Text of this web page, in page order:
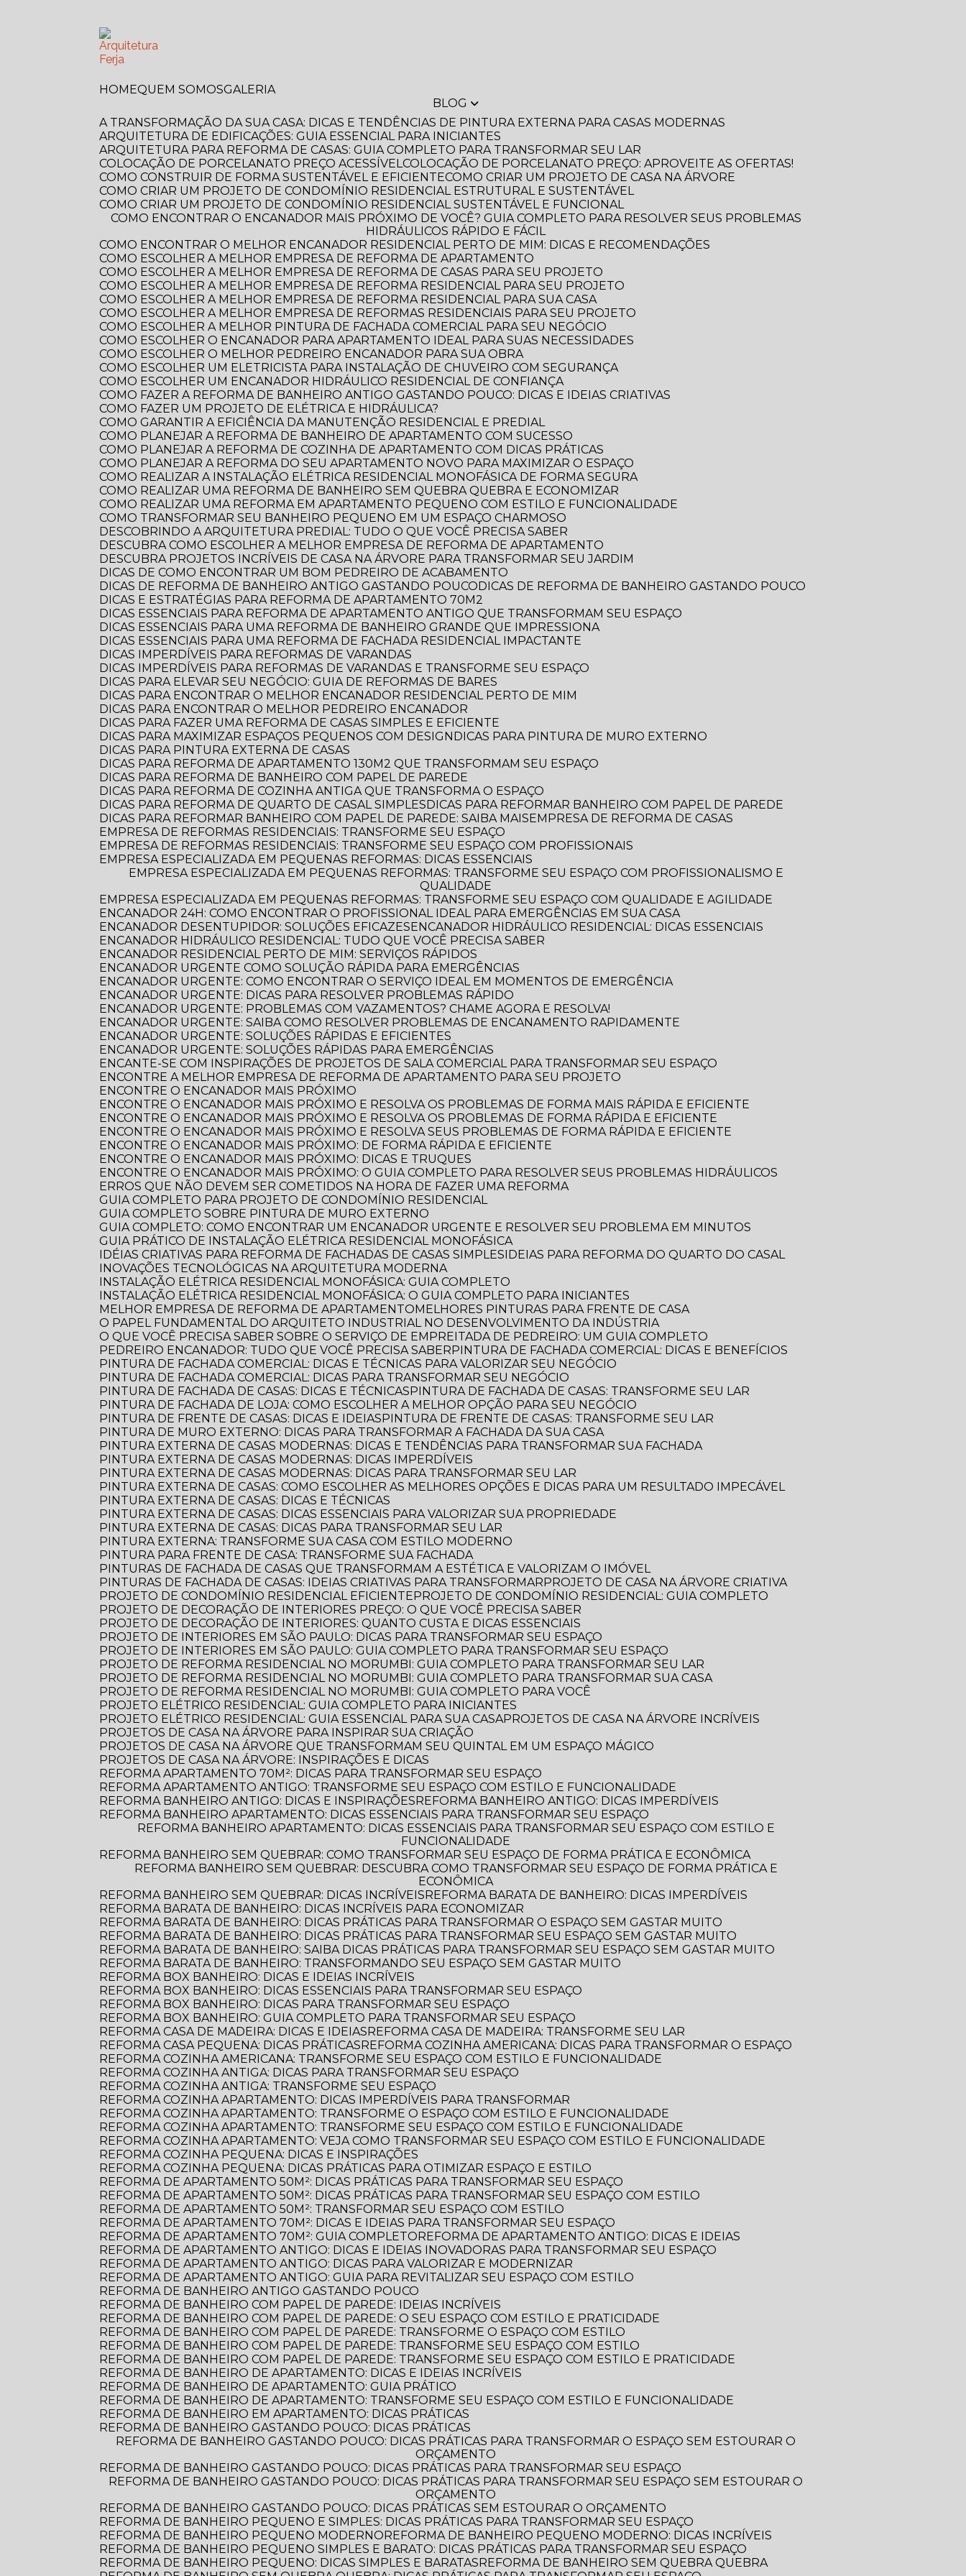
HOME QUEM SOMOS
GALERIA
BLOG
A TRANSFORMAÇÃO DA SUA CASA: DICAS E TENDÊNCIAS DE PINTURA EXTERNA PARA CASAS MODERNAS
ARQUITETURA DE EDIFICAÇÕES: GUIA ESSENCIAL PARA INICIANTES
ARQUITETURA PARA REFORMA DE CASAS: GUIA COMPLETO PARA TRANSFORMAR SEU LAR
COLOCAÇÃO DE PORCELANATO PREÇO ACESSÍVEL COLOCAÇÃO DE PORCELANATO PREÇO: APROVEITE AS OFERTAS!
COMO CONSTRUIR DE FORMA SUSTENTÁVEL E EFICIENTE COMO CRIAR UM PROJETO DE CASA NA ÁRVORE
COMO CRIAR UM PROJETO DE CONDOMÍNIO RESIDENCIAL ESTRUTURAL E SUSTENTÁVEL
COMO CRIAR UM PROJETO DE CONDOMÍNIO RESIDENCIAL SUSTENTÁVEL E FUNCIONAL
COMO ENCONTRAR O ENCANADOR MAIS PRÓXIMO DE VOCÊ? GUIA COMPLETO PARA RESOLVER SEUS PROBLEMAS
HIDRÁULICOS RÁPIDO E FÁCIL
COMO ENCONTRAR O MELHOR ENCANADOR RESIDENCIAL PERTO DE MIM: DICAS E RECOMENDAÇÕES
COMO ESCOLHER A MELHOR EMPRESA DE REFORMA DE APARTAMENTO
COMO ESCOLHER A MELHOR EMPRESA DE REFORMA DE CASAS PARA SEU PROJETO
COMO ESCOLHER A MELHOR EMPRESA DE REFORMA RESIDENCIAL PARA SEU PROJETO
COMO ESCOLHER A MELHOR EMPRESA DE REFORMA RESIDENCIAL PARA SUA CASA
COMO ESCOLHER A MELHOR EMPRESA DE REFORMAS RESIDENCIAIS PARA SEU PROJETO
COMO ESCOLHER A MELHOR PINTURA DE FACHADA COMERCIAL PARA SEU NEGÓCIO
COMO ESCOLHER O ENCANADOR PARA APARTAMENTO IDEAL PARA SUAS NECESSIDADES
COMO ESCOLHER O MELHOR PEDREIRO ENCANADOR PARA SUA OBRA
COMO ESCOLHER UM ELETRICISTA PARA INSTALAÇÃO DE CHUVEIRO COM SEGURANÇA
COMO ESCOLHER UM ENCANADOR HIDRÁULICO RESIDENCIAL DE CONFIANÇA
COMO FAZER A REFORMA DE BANHEIRO ANTIGO GASTANDO POUCO: DICAS E IDEIAS CRIATIVAS
COMO FAZER UM PROJETO DE ELÉTRICA E HIDRÁULICA?
COMO GARANTIR A EFICIÊNCIA DA MANUTENÇÃO RESIDENCIAL E PREDIAL
COMO PLANEJAR A REFORMA DE BANHEIRO DE APARTAMENTO COM SUCESSO
COMO PLANEJAR A REFORMA DE COZINHA DE APARTAMENTO COM DICAS PRÁTICAS
COMO PLANEJAR A REFORMA DO SEU APARTAMENTO NOVO PARA MAXIMIZAR O ESPAÇO
COMO REALIZAR A INSTALAÇÃO ELÉTRICA RESIDENCIAL MONOFÁSICA DE FORMA SEGURA
COMO REALIZAR UMA REFORMA DE BANHEIRO SEM QUEBRA QUEBRA E ECONOMIZAR
COMO REALIZAR UMA REFORMA EM APARTAMENTO PEQUENO COM ESTILO E FUNCIONALIDADE
COMO TRANSFORMAR SEU BANHEIRO PEQUENO EM UM ESPAÇO CHARMOSO
DESCOBRINDO A ARQUITETURA PREDIAL: TUDO O QUE VOCÊ PRECISA SABER
DESCUBRA COMO ESCOLHER A MELHOR EMPRESA DE REFORMA DE APARTAMENTO
DESCUBRA PROJETOS INCRÍVEIS DE CASA NA ÁRVORE PARA TRANSFORMAR SEU JARDIM
DICAS DE COMO ENCONTRAR UM BOM PEDREIRO DE ACABAMENTO
DICAS DE REFORMA DE BANHEIRO ANTIGO GASTANDO POUCO
DICAS DE REFORMA DE BANHEIRO GASTANDO POUCO
DICAS E ESTRATÉGIAS PARA REFORMA DE APARTAMENTO 70M2
DICAS ESSENCIAIS PARA REFORMA DE APARTAMENTO ANTIGO QUE TRANSFORMAM SEU ESPAÇO
DICAS ESSENCIAIS PARA UMA REFORMA DE BANHEIRO GRANDE QUE IMPRESSIONA
DICAS ESSENCIAIS PARA UMA REFORMA DE FACHADA RESIDENCIAL IMPACTANTE
DICAS IMPERDÍVEIS PARA REFORMAS DE VARANDAS
DICAS IMPERDÍVEIS PARA REFORMAS DE VARANDAS E TRANSFORME SEU ESPAÇO
DICAS PARA ELEVAR SEU NEGÓCIO: GUIA DE REFORMAS DE BARES
DICAS PARA ENCONTRAR O MELHOR ENCANADOR RESIDENCIAL PERTO DE MIM
DICAS PARA ENCONTRAR O MELHOR PEDREIRO ENCANADOR
DICAS PARA FAZER UMA REFORMA DE CASAS SIMPLES E EFICIENTE
DICAS PARA MAXIMIZAR ESPAÇOS PEQUENOS COM DESIGN
DICAS PARA PINTURA DE MURO EXTERNO
DICAS PARA PINTURA EXTERNA DE CASAS
DICAS PARA REFORMA DE APARTAMENTO 130M2 QUE TRANSFORMAM SEU ESPAÇO
DICAS PARA REFORMA DE BANHEIRO COM PAPEL DE PAREDE
DICAS PARA REFORMA DE COZINHA ANTIGA QUE TRANSFORMA O ESPAÇO
DICAS PARA REFORMA DE QUARTO DE CASAL SIMPLES
DICAS PARA REFORMAR BANHEIRO COM PAPEL DE PAREDE
DICAS PARA REFORMAR BANHEIRO COM PAPEL DE PAREDE: SAIBA MAIS
EMPRESA DE REFORMA DE CASAS
EMPRESA DE REFORMAS RESIDENCIAIS: TRANSFORME SEU ESPAÇO
EMPRESA DE REFORMAS RESIDENCIAIS: TRANSFORME SEU ESPAÇO COM PROFISSIONAIS
EMPRESA ESPECIALIZADA EM PEQUENAS REFORMAS: DICAS ESSENCIAIS
EMPRESA ESPECIALIZADA EM PEQUENAS REFORMAS: TRANSFORME SEU ESPAÇO COM PROFISSIONALISMO E
QUALIDADE
EMPRESA ESPECIALIZADA EM PEQUENAS REFORMAS: TRANSFORME SEU ESPAÇO COM QUALIDADE E AGILIDADE
ENCANADOR 24H: COMO ENCONTRAR O PROFISSIONAL IDEAL PARA EMERGÊNCIAS EM SUA CASA
ENCANADOR DESENTUPIDOR: SOLUÇÕES EFICAZES
ENCANADOR HIDRÁULICO RESIDENCIAL: DICAS ESSENCIAIS
ENCANADOR HIDRÁULICO RESIDENCIAL: TUDO QUE VOCÊ PRECISA SABER
ENCANADOR RESIDENCIAL PERTO DE MIM: SERVIÇOS RÁPIDOS
ENCANADOR URGENTE COMO SOLUÇÃO RÁPIDA PARA EMERGÊNCIAS
ENCANADOR URGENTE: COMO ENCONTRAR O SERVIÇO IDEAL EM MOMENTOS DE EMERGÊNCIA
ENCANADOR URGENTE: DICAS PARA RESOLVER PROBLEMAS RÁPIDO
ENCANADOR URGENTE: PROBLEMAS COM VAZAMENTOS? CHAME AGORA E RESOLVA!
ENCANADOR URGENTE: SAIBA COMO RESOLVER PROBLEMAS DE ENCANAMENTO RAPIDAMENTE
ENCANADOR URGENTE: SOLUÇÕES RÁPIDAS E EFICIENTES
ENCANADOR URGENTE: SOLUÇÕES RÁPIDAS PARA EMERGÊNCIAS
ENCANTE-SE COM INSPIRAÇÕES DE PROJETOS DE SALA COMERCIAL PARA TRANSFORMAR SEU ESPAÇO
ENCONTRE A MELHOR EMPRESA DE REFORMA DE APARTAMENTO PARA SEU PROJETO
ENCONTRE O ENCANADOR MAIS PRÓXIMO
ENCONTRE O ENCANADOR MAIS PRÓXIMO E RESOLVA OS PROBLEMAS DE FORMA MAIS RÁPIDA E EFICIENTE
ENCONTRE O ENCANADOR MAIS PRÓXIMO E RESOLVA OS PROBLEMAS DE FORMA RÁPIDA E EFICIENTE
ENCONTRE O ENCANADOR MAIS PRÓXIMO E RESOLVA SEUS PROBLEMAS DE FORMA RÁPIDA E EFICIENTE
ENCONTRE O ENCANADOR MAIS PRÓXIMO: DE FORMA RÁPIDA E EFICIENTE
ENCONTRE O ENCANADOR MAIS PRÓXIMO: DICAS E TRUQUES
ENCONTRE O ENCANADOR MAIS PRÓXIMO: O GUIA COMPLETO PARA RESOLVER SEUS PROBLEMAS HIDRÁULICOS
ERROS QUE NÃO DEVEM SER COMETIDOS NA HORA DE FAZER UMA REFORMA
GUIA COMPLETO PARA PROJETO DE CONDOMÍNIO RESIDENCIAL
GUIA COMPLETO SOBRE PINTURA DE MURO EXTERNO
GUIA COMPLETO: COMO ENCONTRAR UM ENCANADOR URGENTE E RESOLVER SEU PROBLEMA EM MINUTOS
GUIA PRÁTICO DE INSTALAÇÃO ELÉTRICA RESIDENCIAL MONOFÁSICA
IDÉIAS CRIATIVAS PARA REFORMA DE FACHADAS DE CASAS SIMPLES IDEIAS PARA REFORMA DO QUARTO DO CASAL
INOVAÇÕES TECNOLÓGICAS NA ARQUITETURA MODERNA
INSTALAÇÃO ELÉTRICA RESIDENCIAL MONOFÁSICA: GUIA COMPLETO
INSTALAÇÃO ELÉTRICA RESIDENCIAL MONOFÁSICA: O GUIA COMPLETO PARA INICIANTES
MELHOR EMPRESA DE REFORMA DE APARTAMENTO
MELHORES PINTURAS PARA FRENTE DE CASA
O PAPEL FUNDAMENTAL DO ARQUITETO INDUSTRIAL NO DESENVOLVIMENTO DA INDÚSTRIA
O QUE VOCÊ PRECISA SABER SOBRE O SERVIÇO DE EMPREITADA DE PEDREIRO: UM GUIA COMPLETO
PEDREIRO ENCANADOR: TUDO QUE VOCÊ PRECISA SABER
PINTURA DE FACHADA COMERCIAL: DICAS E BENEFÍCIOS
PINTURA DE FACHADA COMERCIAL: DICAS E TÉCNICAS PARA VALORIZAR SEU NEGÓCIO
PINTURA DE FACHADA COMERCIAL: DICAS PARA TRANSFORMAR SEU NEGÓCIO
PINTURA DE FACHADA DE CASAS: DICAS E TÉCNICAS
PINTURA DE FACHADA DE CASAS: TRANSFORME SEU LAR
PINTURA DE FACHADA DE LOJA: COMO ESCOLHER A MELHOR OPÇÃO PARA SEU NEGÓCIO
PINTURA DE FRENTE DE CASAS: DICAS E IDEIAS
PINTURA DE FRENTE DE CASAS: TRANSFORME SEU LAR
PINTURA DE MURO EXTERNO: DICAS PARA TRANSFORMAR A FACHADA DA SUA CASA
PINTURA EXTERNA DE CASAS MODERNAS: DICAS E TENDÊNCIAS PARA TRANSFORMAR SUA FACHADA
PINTURA EXTERNA DE CASAS MODERNAS: DICAS IMPERDÍVEIS
PINTURA EXTERNA DE CASAS MODERNAS: DICAS PARA TRANSFORMAR SEU LAR
PINTURA EXTERNA DE CASAS: COMO ESCOLHER AS MELHORES OPÇÕES E DICAS PARA UM RESULTADO IMPECÁVEL
PINTURA EXTERNA DE CASAS: DICAS E TÉCNICAS
PINTURA EXTERNA DE CASAS: DICAS ESSENCIAIS PARA VALORIZAR SUA PROPRIEDADE
PINTURA EXTERNA DE CASAS: DICAS PARA TRANSFORMAR SEU LAR
PINTURA EXTERNA: TRANSFORME SUA CASA COM ESTILO MODERNO
PINTURA PARA FRENTE DE CASA: TRANSFORME SUA FACHADA
PINTURAS DE FACHADA DE CASAS QUE TRANSFORMAM A ESTÉTICA E VALORIZAM O IMÓVEL
PINTURAS DE FACHADA DE CASAS: IDEIAS CRIATIVAS PARA TRANSFORMAR
PROJETO DE CASA NA ÁRVORE CRIATIVA
PROJETO DE CONDOMÍNIO RESIDENCIAL EFICIENTE
PROJETO DE CONDOMÍNIO RESIDENCIAL: GUIA COMPLETO
PROJETO DE DECORAÇÃO DE INTERIORES PREÇO: O QUE VOCÊ PRECISA SABER
PROJETO DE DECORAÇÃO DE INTERIORES: QUANTO CUSTA E DICAS ESSENCIAIS
PROJETO DE INTERIORES EM SÃO PAULO: DICAS PARA TRANSFORMAR SEU ESPAÇO
PROJETO DE INTERIORES EM SÃO PAULO: GUIA COMPLETO PARA TRANSFORMAR SEU ESPAÇO
PROJETO DE REFORMA RESIDENCIAL NO MORUMBI: GUIA COMPLETO PARA TRANSFORMAR SEU LAR
PROJETO DE REFORMA RESIDENCIAL NO MORUMBI: GUIA COMPLETO PARA TRANSFORMAR SUA CASA
PROJETO DE REFORMA RESIDENCIAL NO MORUMBI: GUIA COMPLETO PARA VOCÊ
PROJETO ELÉTRICO RESIDENCIAL: GUIA COMPLETO PARA INICIANTES
PROJETO ELÉTRICO RESIDENCIAL: GUIA ESSENCIAL PARA SUA CASA
PROJETOS DE CASA NA ÁRVORE INCRÍVEIS
PROJETOS DE CASA NA ÁRVORE PARA INSPIRAR SUA CRIAÇÃO
PROJETOS DE CASA NA ÁRVORE QUE TRANSFORMAM SEU QUINTAL EM UM ESPAÇO MÁGICO
PROJETOS DE CASA NA ÁRVORE: INSPIRAÇÕES E DICAS
REFORMA APARTAMENTO 70M²: DICAS PARA TRANSFORMAR SEU ESPAÇO
REFORMA APARTAMENTO ANTIGO: TRANSFORME SEU ESPAÇO COM ESTILO E FUNCIONALIDADE
REFORMA BANHEIRO ANTIGO: DICAS E INSPIRAÇÕES
REFORMA BANHEIRO ANTIGO: DICAS IMPERDÍVEIS
REFORMA BANHEIRO APARTAMENTO: DICAS ESSENCIAIS PARA TRANSFORMAR SEU ESPAÇO
REFORMA BANHEIRO APARTAMENTO: DICAS ESSENCIAIS PARA TRANSFORMAR SEU ESPAÇO COM ESTILO E
FUNCIONALIDADE
REFORMA BANHEIRO SEM QUEBRAR: COMO TRANSFORMAR SEU ESPAÇO DE FORMA PRÁTICA E ECONÔMICA
REFORMA BANHEIRO SEM QUEBRAR: DESCUBRA COMO TRANSFORMAR SEU ESPAÇO DE FORMA PRÁTICA E
ECONÔMICA
REFORMA BANHEIRO SEM QUEBRAR: DICAS INCRÍVEIS
REFORMA BARATA DE BANHEIRO: DICAS IMPERDÍVEIS
REFORMA BARATA DE BANHEIRO: DICAS INCRÍVEIS PARA ECONOMIZAR
REFORMA BARATA DE BANHEIRO: DICAS PRÁTICAS PARA TRANSFORMAR O ESPAÇO SEM GASTAR MUITO
REFORMA BARATA DE BANHEIRO: DICAS PRÁTICAS PARA TRANSFORMAR SEU ESPAÇO SEM GASTAR MUITO
REFORMA BARATA DE BANHEIRO: SAIBA DICAS PRÁTICAS PARA TRANSFORMAR SEU ESPAÇO SEM GASTAR MUITO
REFORMA BARATA DE BANHEIRO: TRANSFORMANDO SEU ESPAÇO SEM GASTAR MUITO
REFORMA BOX BANHEIRO: DICAS E IDEIAS INCRÍVEIS
REFORMA BOX BANHEIRO: DICAS ESSENCIAIS PARA TRANSFORMAR SEU ESPAÇO
REFORMA BOX BANHEIRO: DICAS PARA TRANSFORMAR SEU ESPAÇO
REFORMA BOX BANHEIRO: GUIA COMPLETO PARA TRANSFORMAR SEU ESPAÇO
REFORMA CASA DE MADEIRA: DICAS E IDEIAS
REFORMA CASA DE MADEIRA: TRANSFORME SEU LAR
REFORMA CASA PEQUENA: DICAS PRÁTICAS
REFORMA COZINHA AMERICANA: DICAS PARA TRANSFORMAR O ESPAÇO
REFORMA COZINHA AMERICANA: TRANSFORME SEU ESPAÇO COM ESTILO E FUNCIONALIDADE
REFORMA COZINHA ANTIGA: DICAS PARA TRANSFORMAR SEU ESPAÇO
REFORMA COZINHA ANTIGA: TRANSFORME SEU ESPAÇO
REFORMA COZINHA APARTAMENTO: DICAS IMPERDÍVEIS PARA TRANSFORMAR
REFORMA COZINHA APARTAMENTO: TRANSFORME O ESPAÇO COM ESTILO E FUNCIONALIDADE
REFORMA COZINHA APARTAMENTO: TRANSFORME SEU ESPAÇO COM ESTILO E FUNCIONALIDADE
REFORMA COZINHA APARTAMENTO: VEJA COMO TRANSFORMAR SEU ESPAÇO COM ESTILO E FUNCIONALIDADE
REFORMA COZINHA PEQUENA: DICAS E INSPIRAÇÕES
REFORMA COZINHA PEQUENA: DICAS PRÁTICAS PARA OTIMIZAR ESPAÇO E ESTILO
REFORMA DE APARTAMENTO 50M²: DICAS PRÁTICAS PARA TRANSFORMAR SEU ESPAÇO
REFORMA DE APARTAMENTO 50M²: DICAS PRÁTICAS PARA TRANSFORMAR SEU ESPAÇO COM ESTILO
REFORMA DE APARTAMENTO 50M²: TRANSFORMAR SEU ESPAÇO COM ESTILO
REFORMA DE APARTAMENTO 70M²: DICAS E IDEIAS PARA TRANSFORMAR SEU ESPAÇO
REFORMA DE APARTAMENTO 70M²: GUIA COMPLETO
REFORMA DE APARTAMENTO ANTIGO: DICAS E IDEIAS
REFORMA DE APARTAMENTO ANTIGO: DICAS E IDEIAS INOVADORAS PARA TRANSFORMAR SEU ESPAÇO
REFORMA DE APARTAMENTO ANTIGO: DICAS PARA VALORIZAR E MODERNIZAR
REFORMA DE APARTAMENTO ANTIGO: GUIA PARA REVITALIZAR SEU ESPAÇO COM ESTILO
REFORMA DE BANHEIRO ANTIGO GASTANDO POUCO
REFORMA DE BANHEIRO COM PAPEL DE PAREDE: IDEIAS INCRÍVEIS
REFORMA DE BANHEIRO COM PAPEL DE PAREDE: O SEU ESPAÇO COM ESTILO E PRATICIDADE
REFORMA DE BANHEIRO COM PAPEL DE PAREDE: TRANSFORME O ESPAÇO COM ESTILO
REFORMA DE BANHEIRO COM PAPEL DE PAREDE: TRANSFORME SEU ESPAÇO COM ESTILO
REFORMA DE BANHEIRO COM PAPEL DE PAREDE: TRANSFORME SEU ESPAÇO COM ESTILO E PRATICIDADE
REFORMA DE BANHEIRO DE APARTAMENTO: DICAS E IDEIAS INCRÍVEIS
REFORMA DE BANHEIRO DE APARTAMENTO: GUIA PRÁTICO
REFORMA DE BANHEIRO DE APARTAMENTO: TRANSFORME SEU ESPAÇO COM ESTILO E FUNCIONALIDADE
REFORMA DE BANHEIRO EM APARTAMENTO: DICAS PRÁTICAS
REFORMA DE BANHEIRO GASTANDO POUCO: DICAS PRÁTICAS
REFORMA DE BANHEIRO GASTANDO POUCO: DICAS PRÁTICAS PARA TRANSFORMAR O ESPAÇO SEM ESTOURAR O
ORÇAMENTO
REFORMA DE BANHEIRO GASTANDO POUCO: DICAS PRÁTICAS PARA TRANSFORMAR SEU ESPAÇO
REFORMA DE BANHEIRO GASTANDO POUCO: DICAS PRÁTICAS PARA TRANSFORMAR SEU ESPAÇO SEM ESTOURAR O
ORÇAMENTO
REFORMA DE BANHEIRO GASTANDO POUCO: DICAS PRÁTICAS SEM ESTOURAR O ORÇAMENTO
REFORMA DE BANHEIRO PEQUENO E SIMPLES: DICAS PRÁTICAS PARA TRANSFORMAR SEU ESPAÇO
REFORMA DE BANHEIRO PEQUENO MODERNO
REFORMA DE BANHEIRO PEQUENO MODERNO: DICAS INCRÍVEIS
REFORMA DE BANHEIRO PEQUENO SIMPLES E BARATO: DICAS PRÁTICAS PARA TRANSFORMAR SEU ESPAÇO
REFORMA DE BANHEIRO PEQUENO: DICAS SIMPLES E BARATAS
REFORMA DE BANHEIRO SEM QUEBRA QUEBRA